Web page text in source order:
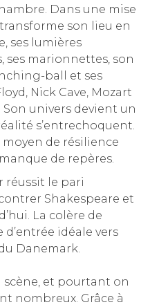
Dans une mise
son lieu en
ses lumières
ses marionnettes, son
ball et ses
Nick Cave, Mozart
univers devient un
s’entrechoquent.
de résilience
de repères.
le pari
Shakespeare et
La colère de
idéale vers
Danemark.
scène, et pourtant on
nombreux. Grâce à